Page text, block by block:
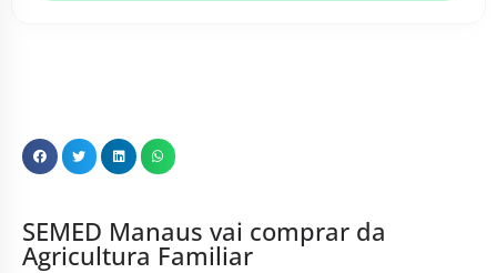
SEMED Manaus vai comprar da
Agricultura Familiar